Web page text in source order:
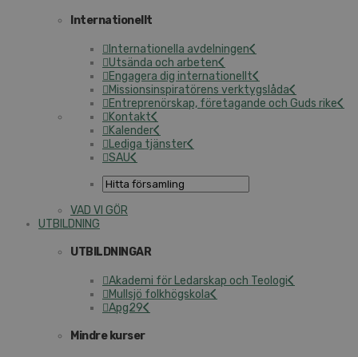
Internationellt
Internationella avdelningen
Utsända och arbeten
Engagera dig internationellt
Missionsinspiratörens verktygslåda
Entreprenörskap, företagande och Guds rike
Kontakt
Kalender
Lediga tjänster
SAU
VAD VI GÖR
UTBILDNING
UTBILDNINGAR
Akademi för Ledarskap och Teologi
Mullsjö folkhögskola
Apg29
Mindre kurser